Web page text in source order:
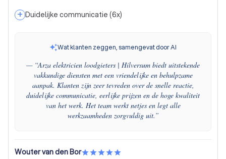
+ Duidelijke communicatie (6x)
Wat klanten zeggen, samengevat door AI
— “Arza elektricien loodgieters | Hilversum biedt uitstekende
vakkundige diensten met een vriendelijke en behulpzame
aanpak. Klanten zijn zeer tevreden over de snelle reactie,
duidelijke communicatie, eerlijke prijzen en de hoge kwaliteit
van het werk. Het team werkt netjes en legt alle
werkzaamheden zorgvuldig uit.”
Wouter van den Bor